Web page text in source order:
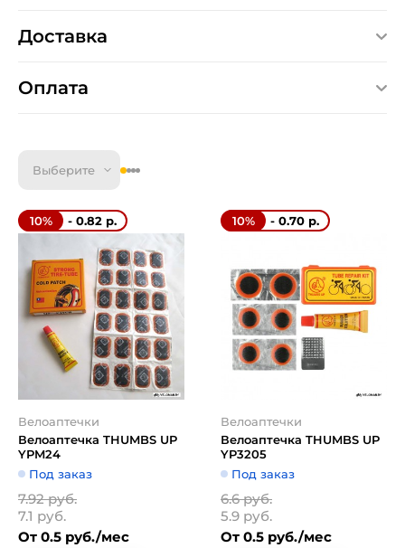
Доставка
Оплата
Выберите
10% - 0.82 р.
Велоаптечки
Велоаптечка THUMBS UP
YPM24
Под заказ
7.92 руб.
7.1 руб.
От 0.5 руб./мес
10% - 0.70 р.
Велоаптечки
Велоаптечка THUMBS UP
YP3205
Под заказ
6.6 руб.
5.9 руб.
От 0.5 руб./мес